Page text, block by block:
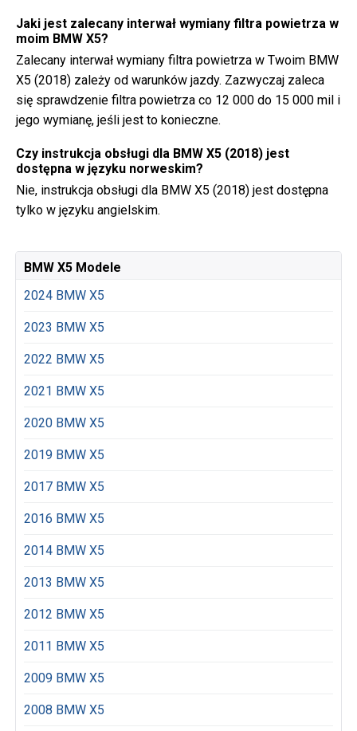
Jaki jest zalecany interwał wymiany filtra powietrza w
moim BMW X5?
Zalecany interwał wymiany filtra powietrza w Twoim BMW
X5 (2018) zależy od warunków jazdy. Zazwyczaj zaleca
się sprawdzenie filtra powietrza co 12 000 do 15 000 mil i
jego wymianę, jeśli jest to konieczne.
Czy instrukcja obsługi dla BMW X5 (2018) jest
dostępna w języku norweskim?
Nie, instrukcja obsługi dla BMW X5 (2018) jest dostępna
tylko w języku angielskim.
BMW X5 Modele
2024 BMW X5
2023 BMW X5
2022 BMW X5
2021 BMW X5
2020 BMW X5
2019 BMW X5
2017 BMW X5
2016 BMW X5
2014 BMW X5
2013 BMW X5
2012 BMW X5
2011 BMW X5
2009 BMW X5
2008 BMW X5